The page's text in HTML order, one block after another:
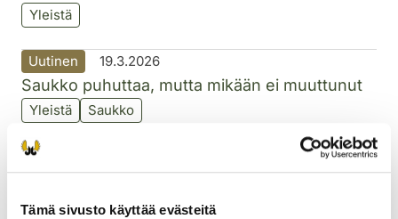
Tämä sivusto käyttää evästeitä
Yleistä
Uutinen 19.3.2026
Saukko puhuttaa, mutta mikään ei muuttunut
Yleistä Saukko
Uutinen
koirien kouluttaminen ja kokeiden